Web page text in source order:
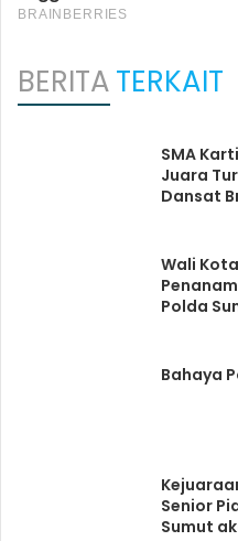
BERITATERKAIT
SMA
Juara
Dansat
Wali
Polda
Bahaya
Senior
Sumut